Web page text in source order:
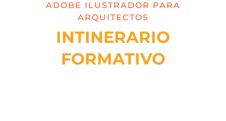
ADOBE ILUSTRADOR PARA
ARQUITECTOS
INTINERARIO
FORMATIVO